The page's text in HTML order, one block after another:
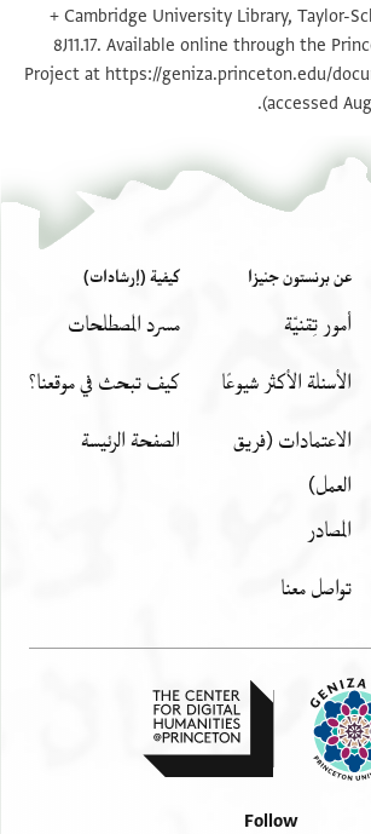
הכשר [
זכות ל ך נכתב
שנין למנינא
דעל נילס (!) נהרה
דויד החזן נע'
בר יפת
تكبير و تدوير
تكبير و تدوير
+ Cambridge University Library, Taylor-
8J11.17. Available online through the
Project athttps://geniza.princeton.edu/
(accessed
عن برنستون جنيزا
أمور تِقنيّة
الأسئلة الأكثر شيوعًا
الاعتمادات (فريق
العمل)
المصادر
تواصل معنا
كيفية (إرشادات)
مسرد المصطلحات
كيف تبحث في موقعنا؟
الصفحة الرئيسة
Follow